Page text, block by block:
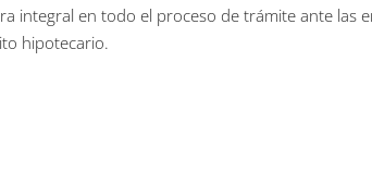
integral en todo el proceso de trámite ante las
hipotecario.